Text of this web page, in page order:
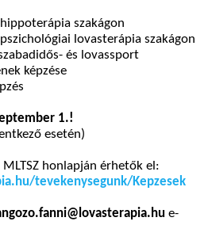
szakágon
lovasterápia szakágon
és lovassport
képzése
1.!
esetén)
honlapján érhetők el:
tevekenysegunk/Kepzesek
e-